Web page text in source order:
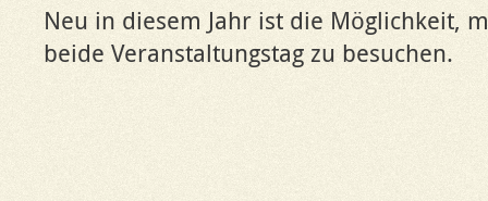
Neu in diesem Jahr ist die Möglichkeit,
beide Veranstaltungstag zu besuchen.